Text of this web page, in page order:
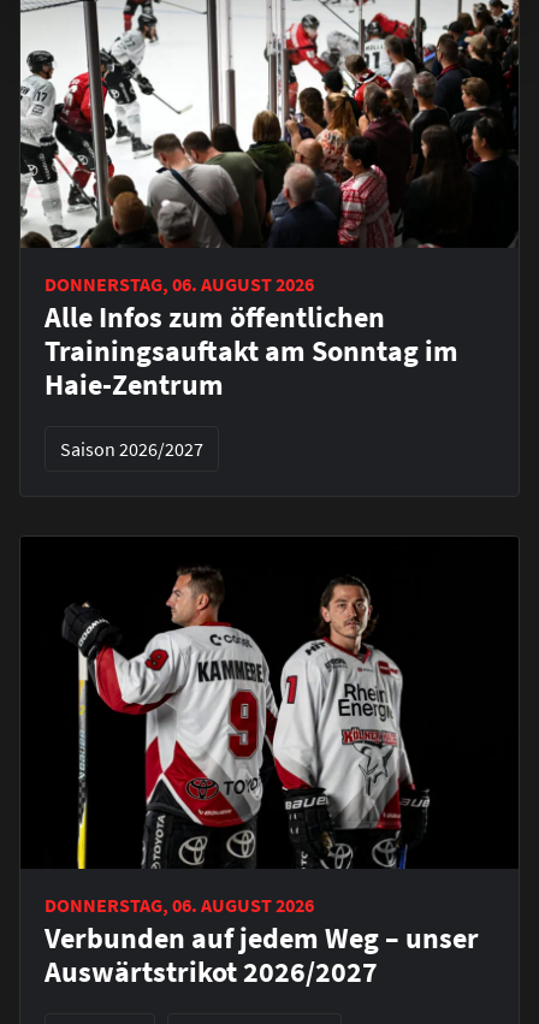
DONNERSTAG, 06. AUGUST 2026
Alle Infos zum öffentlichen
Trainingsauftakt am Sonntag im
Haie-Zentrum
Saison 2026/2027
DONNERSTAG, 06. AUGUST 2026
Verbunden auf jedem Weg – unser
Auswärtstrikot 2026/2027